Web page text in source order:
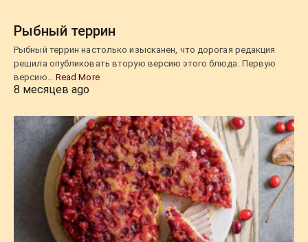
Рыбный террин
Рыбный террин настолько изысканен, что дорогая редакция
решила опубликовать вторую версию этого блюда. Первую
версию… Read More
8 месяцев ago